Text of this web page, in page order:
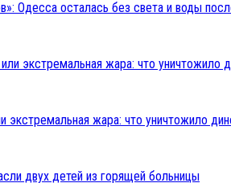
Одесса осталась без света и воды
экстремальная жара: что уничтожило